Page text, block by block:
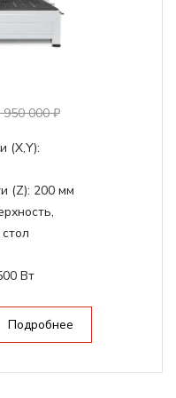
950 000 ₽
(Х,Y):
(Z): 200 мм
Вт
10500 Вт
Подробнее